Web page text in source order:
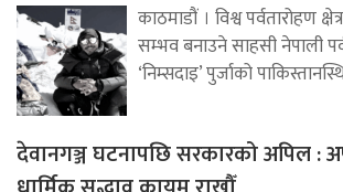
काठमाडौं । विश्व पर्वतारोहण
सम्भव बनाउने साहसी नेपाली
‘निम्सदाइ’ पुर्जाको
देवानगञ्ज घटनापछि सरकारको अपिल